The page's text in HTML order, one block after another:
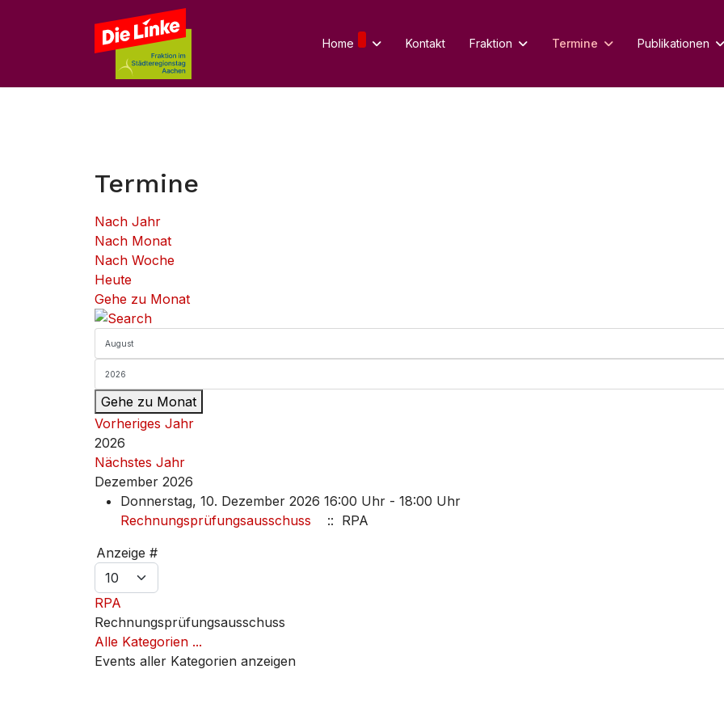
Home Kontakt Fraktion Termine Publikationen
Termine
Nach Jahr
Nach Monat
Nach Woche
Heute
Gehe zu Monat
Gehe zu Monat
Vorheriges Jahr
2026
Nächstes Jahr
Dezember 2026
Donnerstag, 10. Dezember 2026 16:00 Uhr - 18:00 Uhr
Rechnungsprüfungsausschuss
:: RPA
Limite der Paginierungsliste
Anzeige #
RPA
Rechnungsprüfungsausschuss
Alle Kategorien ...
Events aller Kategorien anzeigen